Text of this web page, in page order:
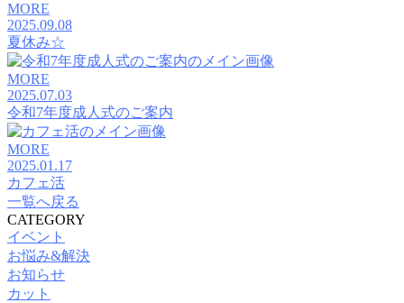
MORE
2025.09.08
夏休み☆
MORE
2025.07.03
令和7年度成人式のご案内
MORE
2025.01.17
カフェ活
一覧へ戻る
CATEGORY
イベント
お悩み&解決
お知らせ
カット